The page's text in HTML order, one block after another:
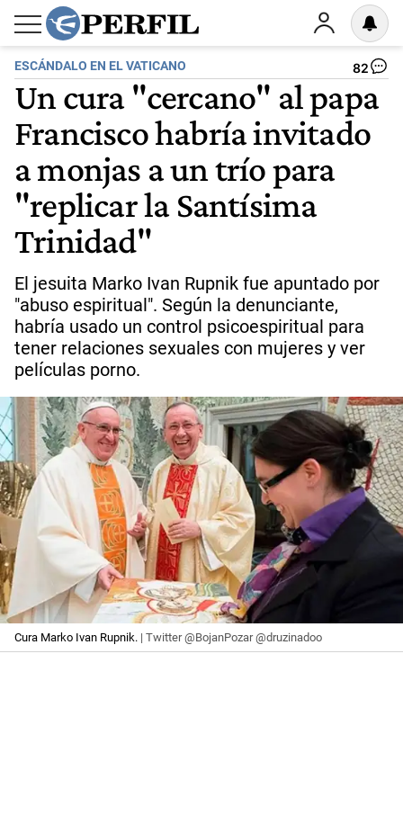
ESCÁNDALO EN EL VATICANO 82
Un cura "cercano" al papa
Francisco habría invitado
a monjas a un trío para
"replicar la Santísima
Trinidad"
El jesuita Marko Ivan Rupnik fue apuntado por
"abuso espiritual". Según la denunciante,
habría usado un control psicoespiritual para
tener relaciones sexuales con mujeres y ver
películas porno.
Cura Marko Ivan Rupnik. | Twitter @BojanPozar @druzinadoo